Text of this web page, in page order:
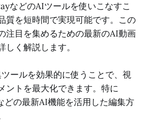
などのAIツールを使いこなすこ
質を短時間で実現可能です。この
注目を集めるための最新のAI動画
く解説します。
ールを効果的に使うことで、視
ントを最大化できます。特に
どの最新AI機能を活用した編集方